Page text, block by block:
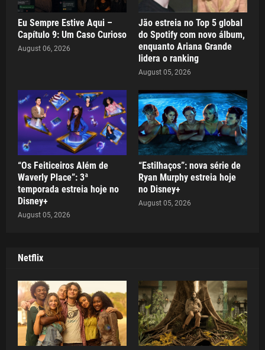
Eu Sempre Estive Aqui –
Capítulo 9: Um Caso Curioso
August 06, 2026
Jão estreia no Top 5 global
do Spotify com novo álbum,
enquanto Ariana Grande
lidera o ranking
August 05, 2026
“Os Feiticeiros Além de
Waverly Place”: 3ª
temporada estreia hoje no
Disney+
August 05, 2026
“Estilhaços”: nova série de
Ryan Murphy estreia hoje
no Disney+
August 05, 2026
Netflix